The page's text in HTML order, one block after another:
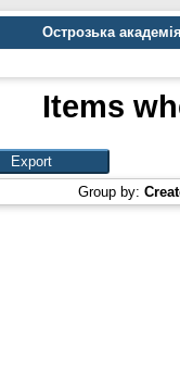
Острозька
Items
Group by: